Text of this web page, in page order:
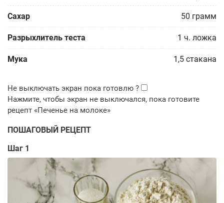
Сахар 50 грамм
Разрыхлитель теста 1 ч. ложка
Мука 1,5 стакана
ПОШАГОВЫЙ РЕЦЕПТ
Шаг 1